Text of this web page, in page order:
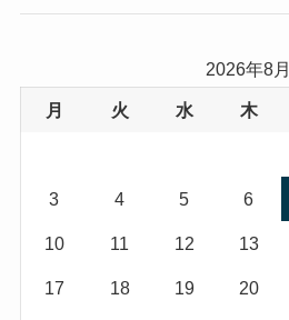
2026年8月
月 火 水 木
3 4 5 6
10 11 12 13
17 18 19 20